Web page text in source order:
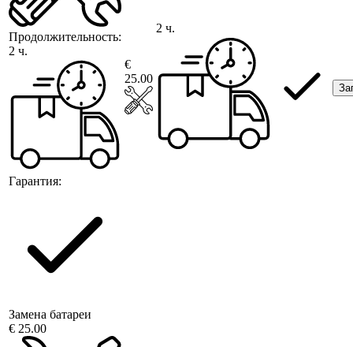
Продолжительность:
2 ч.
Гарантия:
€
25.00
2 ч.
Замена батареи
€ 25.00